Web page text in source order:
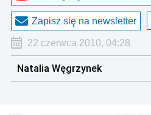
Zapisz się na newsletter
22 czerwca 2010, 04:28
Natalia Węgrzynek